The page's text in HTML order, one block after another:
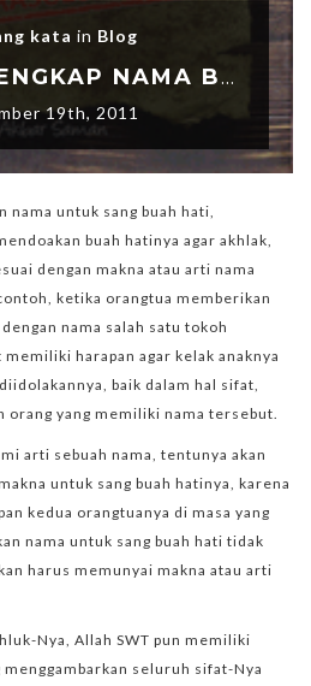
kata in Blog
PANDUAN LENGKAP NAMA BAYI ISLAMI
19th, 2011
untuk sang buah hati,
buah hatinya agar akhlak,
dengan makna atau arti nama
ketika orangtua memberikan
nama salah satu tokoh
harapan agar kelak anaknya
baik dalam hal sifat,
orang yang memiliki nama tersebut.
arti sebuah nama, tentunya akan
untuk sang buah hatinya, karena
kedua orangtuanya di masa yang
nama untuk sang buah hati tidak
harus memunyai makna atau arti
Nya, Allah SWT pun memiliki
menggambarkan seluruh sifat-Nya